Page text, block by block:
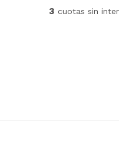
3 cuotas sin